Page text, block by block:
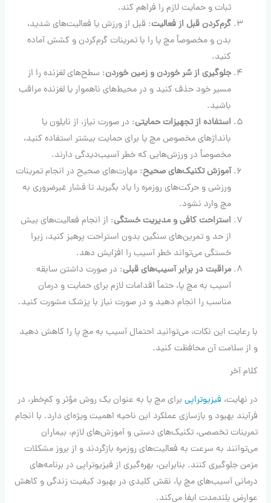
ثبات و حمایت لازم را فراهم کند.
گرم‌کردن قبل از فعالیت: قبل از ورزش یا فعالیت‌های شدید،
بدن و مخصوصاً مچ پا را با تمرینات گرم‌کردن و کشش آماده
کنید.
جلوگیری از سُر خوردن و زمین خوردن: سطح‌های لغزنده را از
مسیر خود حذف کنید و در محیط‌های ناهموار یا لغزنده مراقب
باشید.
استفاده از تجهیزات حمایتی: در صورت نیاز، از نایلون یا
بانداژهای مخصوص مچ پا برای حمایت بیشتر استفاده کنید،
مخصوصاً در ورزش‌هایی که خطر آسیب‌دیدگی دارند.
آموزش تکنیک‌های صحیح: مهارت‌های صحیح در انجام تمرینات
ورزشی و حرکت‌های روزمره را یاد بگیرید تا فشار غیرضروری به
مچ وارد نشود.
استراحت کافی و مدیریت خستگی: از انجام فعالیت‌های بیش
از حد و تمرین‌های سنگین بدون استراحت پرهیز کنید، زیرا
خستگی می‌تواند خطر آسیب را افزایش دهد.
مراقبت در برابر آسیب‌های قبلی: در صورت داشتن سابقه
آسیب به مچ پا، حتماً اقدامات لازم برای حمایت و درمان
مناسب را انجام دهید و در صورت نیاز با پزشک مشورت کنید.
با رعایت این نکات، می‌توانید احتمال آسیب به مچ پا را کاهش دهید
و از سلامت آن محافظت کنید.
کلام آخر
در نهایت، فیزیوتراپی برای مچ پا به عنوان یک روش مؤثر و کم‌خطر، در
فرآیند بهبود و بازسازی عملکرد این ناحیه اهمیت ویژه‌ای دارد. با انجام
تمرینات تخصصی، تکنیک‌های دستی و آموزش‌های لازم، بیماران
می‌توانند به سرعت به فعالیت‌های روزمره بازگردند و از بروز مشکلات
مزمن جلوگیری کنند. بنابراین، بهره‌گیری از فیزیوتراپی در برنامه‌های
درمانی آسیب‌های مچ پا، نقش کلیدی در بهبود کیفیت زندگی و کاهش
عوارض بلندمدت ایفا می‌کند.